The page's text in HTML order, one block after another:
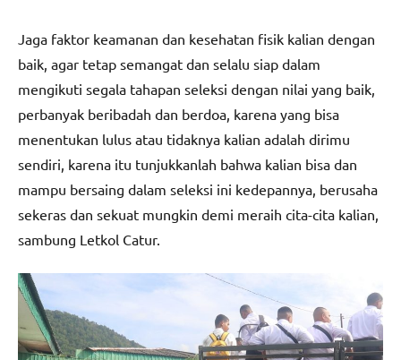
Jaga faktor keamanan dan kesehatan fisik kalian dengan
baik, agar tetap semangat dan selalu siap dalam
mengikuti segala tahapan seleksi dengan nilai yang baik,
perbanyak beribadah dan berdoa, karena yang bisa
menentukan lulus atau tidaknya kalian adalah dirimu
sendiri, karena itu tunjukkanlah bahwa kalian bisa dan
mampu bersaing dalam seleksi ini kedepannya, berusaha
sekeras dan sekuat mungkin demi meraih cita-cita kalian,
sambung Letkol Catur.